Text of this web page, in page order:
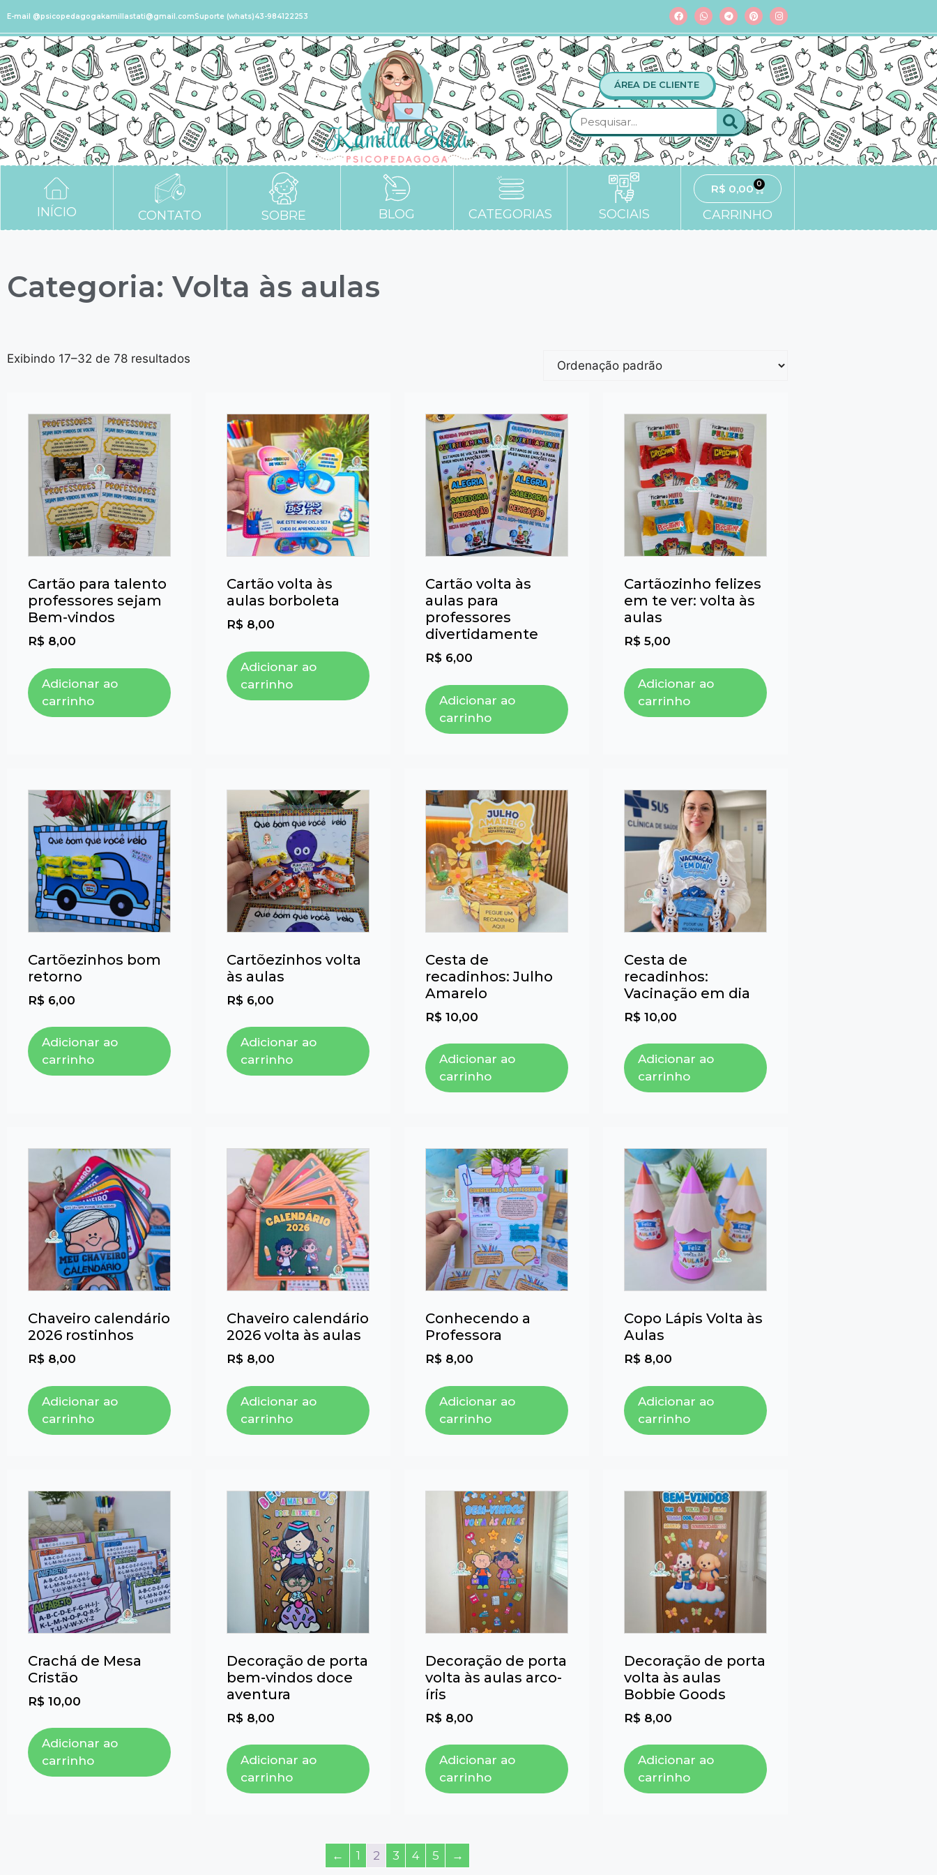
E-mail @psicopedagogakamillastati@gmail.comSuporte (whats)43-984122253
ÁREA DE CLIENTE
INÍCIO CONTATO SOBRE BLOG CATEGORIAS SOCIAIS
R$ 0,00 0
CARRINHO
Categoria: Volta às aulas
Exibindo 17–32 de 78 resultados
Cartão para talento
professores sejam
Bem-vindos
R$ 8,00
Adicionar ao
carrinho
Cartão volta às
aulas borboleta
R$ 8,00
Adicionar ao
carrinho
Cartão volta às
aulas para
professores
divertidamente
R$ 6,00
Adicionar ao
carrinho
Cartãozinho felizes
em te ver: volta às
aulas
R$ 5,00
Adicionar ao
carrinho
Cartõezinhos bom
retorno
R$ 6,00
Adicionar ao
carrinho
Cartõezinhos volta
às aulas
R$ 6,00
Adicionar ao
carrinho
Cesta de
recadinhos: Julho
Amarelo
R$ 10,00
Adicionar ao
carrinho
Cesta de
recadinhos:
Vacinação em dia
R$ 10,00
Adicionar ao
carrinho
Chaveiro calendário
2026 rostinhos
R$ 8,00
Adicionar ao
carrinho
Chaveiro calendário
2026 volta às aulas
R$ 8,00
Adicionar ao
carrinho
Conhecendo a
Professora
R$ 8,00
Adicionar ao
carrinho
Copo Lápis Volta às
Aulas
R$ 8,00
Adicionar ao
carrinho
Crachá de Mesa
Cristão
R$ 10,00
Adicionar ao
carrinho
Decoração de porta
bem-vindos doce
aventura
R$ 8,00
Adicionar ao
carrinho
Decoração de porta
volta às aulas arco-
íris
R$ 8,00
Adicionar ao
carrinho
Decoração de porta
volta às aulas
Bobbie Goods
R$ 8,00
Adicionar ao
carrinho
← 1 2 3 4 5 →